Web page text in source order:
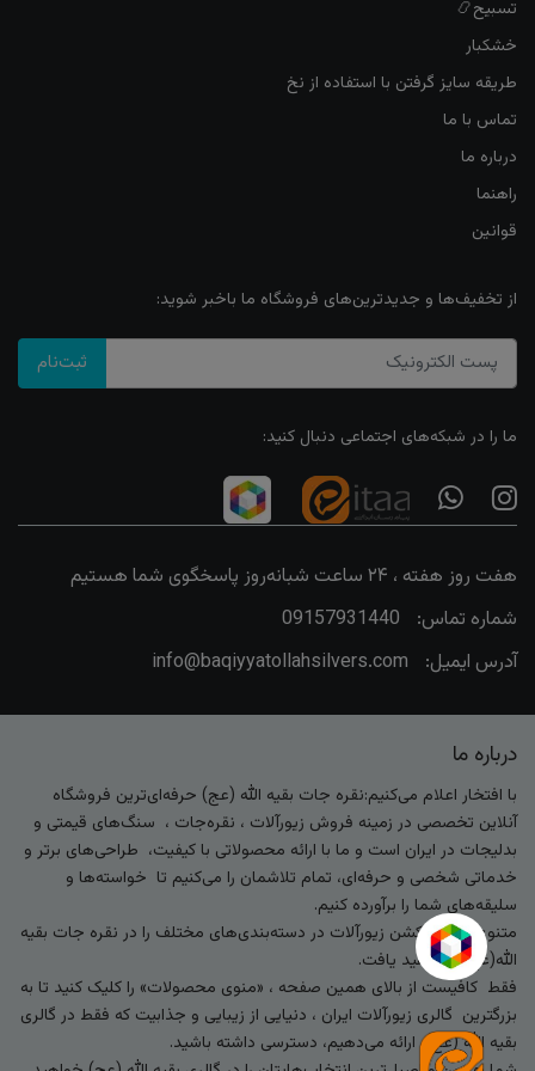
تسبیح📿
خشکبار
طریقه سایز گرفتن با استفاده از نخ
تماس با ما
درباره ما
راهنما
قوانین
از تخفیف‌ها و جدیدترین‌های فروشگاه ما باخبر شوید:
ثبت‌نام
ما را در شبکه‌های اجتماعی دنبال کنید:
هفت روز هفته ، ۲۴ ساعت شبانه‌روز پاسخگوی شما هستیم
شماره تماس:
09157931440
آدرس ایمیل:
info@baqiyyatollahsilvers.com
درباره ما
با افتخار اعلام می‌کنیم:نقره جات بقیه الله (عج) حرفه‌ای‌ترین فروشگاه
آنلاین تخصصی در زمینه فروش زیورآلات ، نقره‌جات ، سنگ‌های قیمتی و
بدلیجات در ایران است و ما با ارائه محصولاتی با کیفیت، طراحی‌های برتر و
خدماتی شخصی و حرفه‌ای، تمام تلاشمان را می‌کنیم تا خواسته‌ها و
سلیقه‌های شما را برآورده کنیم.
متنوع‌ترین کالکشن زیورآلات در دسته‌بندی‌های مختلف را در نقره جات بقیه
الله(عج) خواهید یافت.
فقط کافیست از بالای همین صفحه ، «منوی محصولات» را کلیک کنید تا به
بزرگترین گالری زیورآلات ایران ، دنیایی از زیبایی و جذابیت که فقط در گالری
بقیه الله (عج) ارائه می‌دهیم، دسترسی داشته باشید.